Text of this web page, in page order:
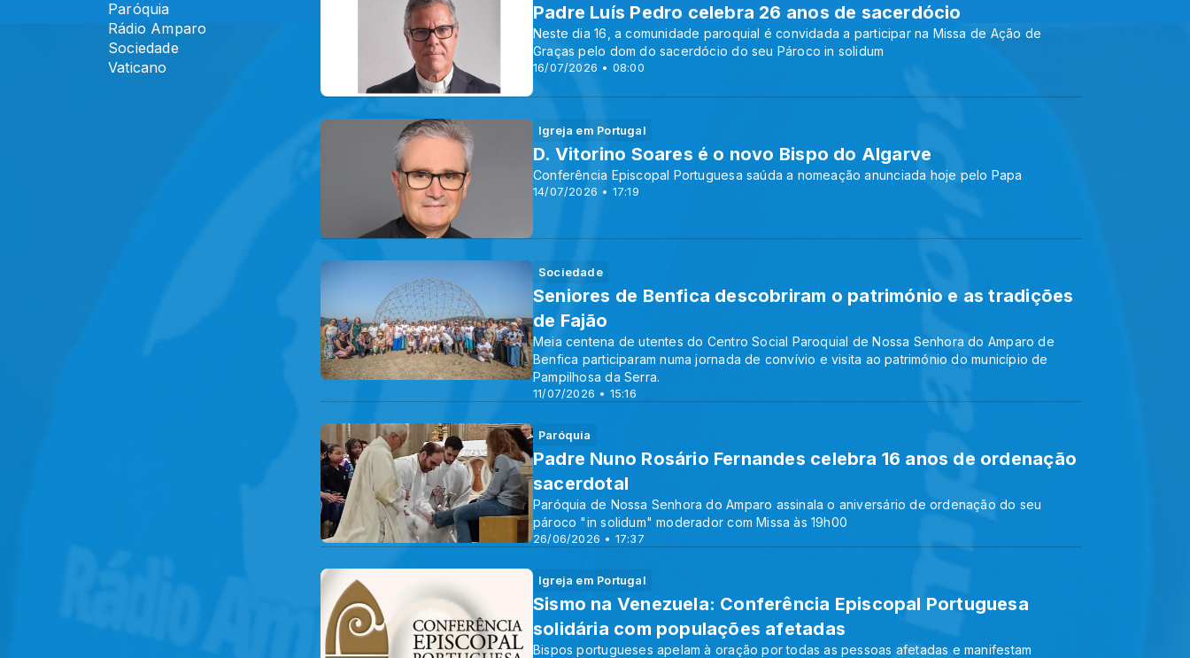
Paróquia
Rádio Amparo
Sociedade
Vaticano
16/07/2026 • 08:00
Padre Luís Pedro celebra 26 anos de sacerdócio
Neste dia 16, a comunidade paroquial é convidada a participar na Missa de Ação de
Graças pelo dom do sacerdócio do seu Pároco in solidum
Igreja em Portugal
14/07/2026 • 17:19
D. Vitorino Soares é o novo Bispo do Algarve
Conferência Episcopal Portuguesa saúda a nomeação anunciada hoje pelo Papa
Sociedade
11/07/2026 • 15:16
Seniores de Benfica descobriram o património e as tradições
de Fajão
Meia centena de utentes do Centro Social Paroquial de Nossa Senhora do Amparo de
Benfica participaram numa jornada de convívio e visita ao património do município de
Pampilhosa da Serra.
Paróquia
26/06/2026 • 17:37
Padre Nuno Rosário Fernandes celebra 16 anos de ordenação
sacerdotal
Paróquia de Nossa Senhora do Amparo assinala o aniversário de ordenação do seu
pároco "in solidum" moderador com Missa às 19h00
Igreja em Portugal
Sismo na Venezuela: Conferência Episcopal Portuguesa
solidária com populações afetadas
Bispos portugueses apelam à oração por todas as pessoas afetadas e manifestam